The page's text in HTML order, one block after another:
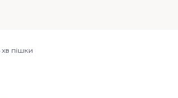
хв пішки